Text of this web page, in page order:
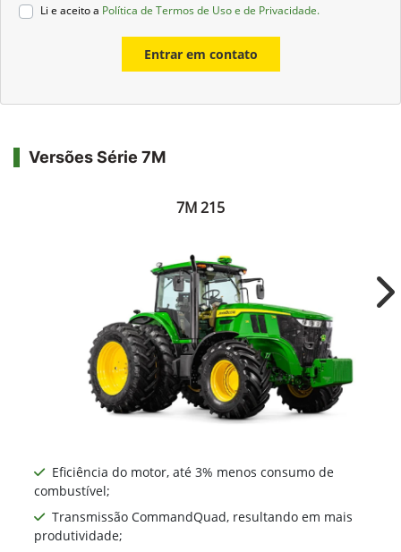
Li e aceito a Política de Termos de Uso e de Privacidade.
Entrar em contato
Versões Série 7M
7M 215
Eficiência do motor, até 3% menos consumo de
combustível;
Transmissão CommandQuad, resultando em mais
produtividade;